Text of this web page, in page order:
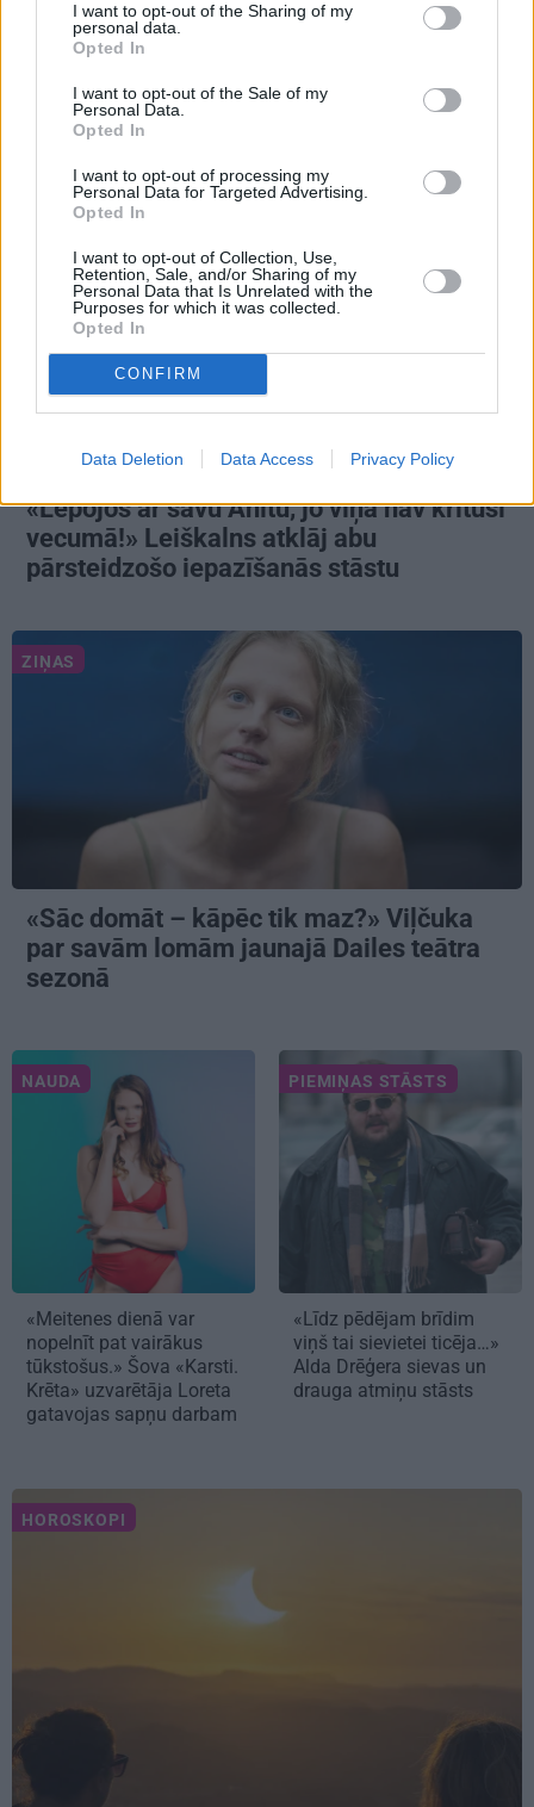
I want to opt-out of the Sharing of my
personal data.
Opted In
I want to opt-out of the Sale of my
Personal Data.
Opted In
I want to opt-out of processing my
Personal Data for Targeted Advertising.
Opted In
I want to opt-out of Collection, Use,
Retention, Sale, and/or Sharing of my
Personal Data that Is Unrelated with the
Purposes for which it was collected.
Opted In
CONFIRM
Data Deletion Data Access Privacy Policy
Ērģeles pludmalē, cirks Rīgā un teātris
Valmierā: kur doties šajās brīvdienās?
PRIVĀTĀ DZĪVE
ATTIECĪBAS
«Lepojos ar savu Anitu, jo viņa nav kritusi
vecumā!» Leiškalns atklāj abu
pārsteidzošo iepazīšanās stāstu
ZIŅAS
«Sāc domāt – kāpēc tik maz?» Viļčuka
par savām lomām jaunajā Dailes teātra
sezonā
NAUDA
«Meitenes dienā var
nopelnīt pat vairākus
tūkstošus.» Šova «Karsti.
Krēta» uzvarētāja Loreta
gatavojas sapņu darbam
PIEMIŅAS STĀSTS
«Līdz pēdējam brīdim
viņš tai sievietei ticēja…»
Alda Drēģera sievas un
drauga atmiņu stāsts
HOROSKOPI